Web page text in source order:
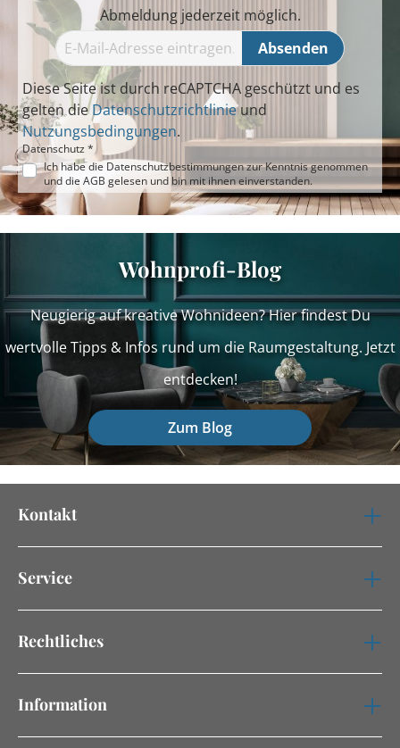
Abmeldung jederzeit möglich.
Absenden
Diese Seite ist durch reCAPTCHA geschützt und es
gelten dieDatenschutzrichtlinieund
Nutzungsbedingungen.
Datenschutz *
Ich habe die Datenschutzbestimmungenzur Kenntnis genommen
und die AGB gelesen und bin mit ihnen einverstanden.
Wohnprofi-Blog
Neugierig auf kreative Wohnideen? Hier findest Du
wertvolle Tipps & Infos rund um die Raumgestaltung. Jetzt
entdecken!
Zum Blog
Kontakt
Service
Rechtliches
Information